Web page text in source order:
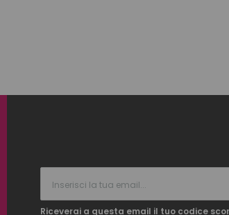
Riceverai a questa email il tuo codice